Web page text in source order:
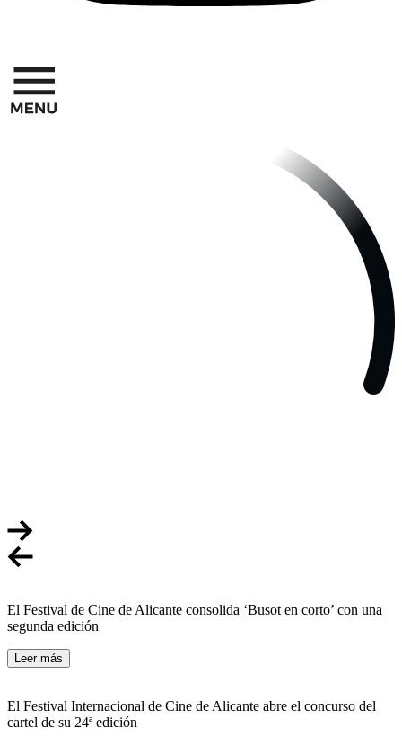
El Festival de Cine de Alicante consolida ‘Busot en corto’ con una
segunda edición
Leer más
El Festival Internacional de Cine de Alicante abre el concurso del
cartel de su 24ª edición